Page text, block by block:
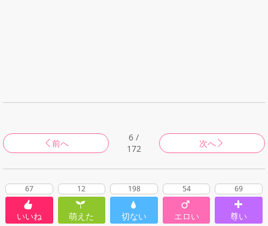
前へ
6 /
172
次へ
67
いいね
12
萌えた
198
切ない
54
エロい
69
尊い